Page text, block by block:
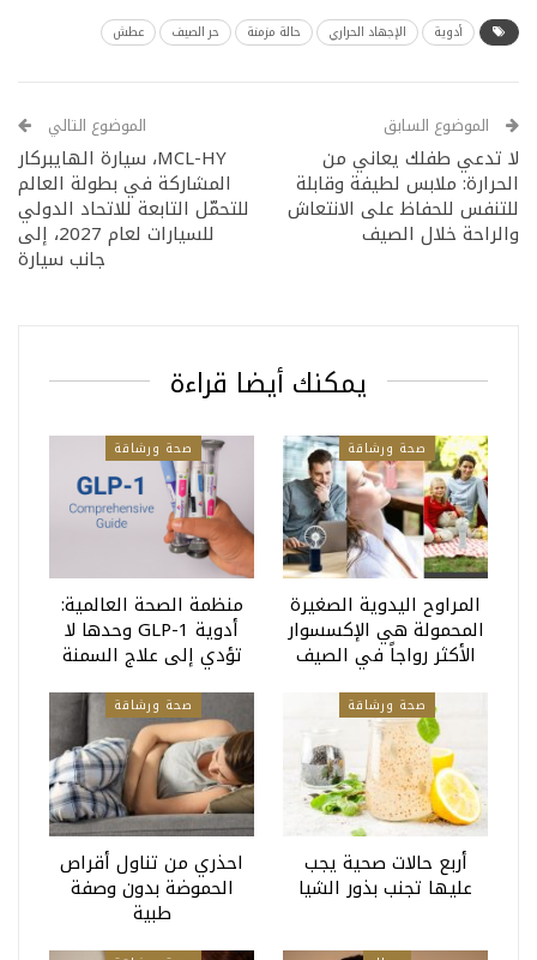
أدوية الإجهاد الحراري حالة مزمنة حر الصيف عطش
الموضوع السابق
لا تدعي طفلك يعاني من
الحرارة: ملابس لطيفة وقابلة
للتنفس للحفاظ على الانتعاش
والراحة خلال الصيف
الموضوع التالي
MCL-HY، سيارة الهايبركار
المشاركة في بطولة العالم
للتحمّل التابعة للاتحاد الدولي
للسيارات لعام 2027، إلى
جانب سيارة
يمكنك أيضا قراءة
صحة ورشاقة
المراوح اليدوية الصغيرة
المحمولة هي الإكسسوار
الأكثر رواجاً في الصيف
صحة ورشاقة
منظمة الصحة العالمية:
أدوية GLP-1 وحدها لا
تؤدي إلى علاج السمنة
صحة ورشاقة
أربع حالات صحية يجب
عليها تجنب بذور الشيا
صحة ورشاقة
احذري من تناول أقراص
الحموضة بدون وصفة
طبية